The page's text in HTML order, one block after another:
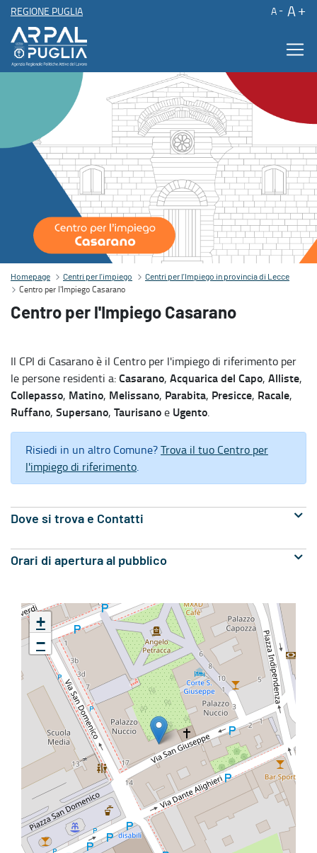
REGIONE PUGLIA A A
Centro per l'Impiego Casarano
Contenuto principale
Homepage Centri per l'impiego Centri per l'Impiego in provincia di Lecce
Centro per l'Impiego Casarano
Centro per l'Impiego Casarano
Il CPI di Casarano è il Centro per l'impiego di riferimento per
le persone residenti a:Casarano, Acquarica del Capo, Alliste,
Collepasso, Matino, Melissano, Parabita, Presicce, Racale,
Ruffano, Supersano, Taurisanoe Ugento.
Risiedi in un altro Comune?Trova il tuo Centro per
l'impiego di riferimento.
Dove si trova e Contatti
Orari di apertura al pubblico
+
−